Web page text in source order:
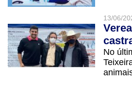
13/06/
No